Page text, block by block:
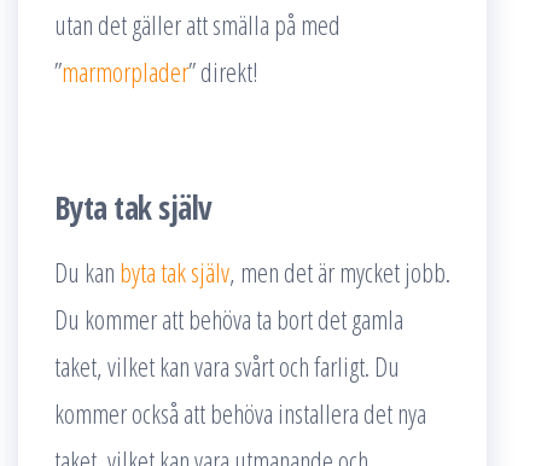
utan det gäller att smälla på med
”marmorplader” direkt!
Byta tak själv
Du kan byta tak själv, men det är mycket jobb.
Du kommer att behöva ta bort det gamla
taket, vilket kan vara svårt och farligt. Du
kommer också att behöva installera det nya